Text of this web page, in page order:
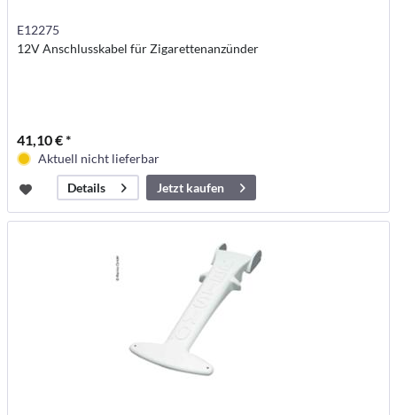
E12275
12V Anschlusskabel für Zigarettenanzünder
41,10 € *
Aktuell nicht lieferbar
Details
Jetzt kaufen